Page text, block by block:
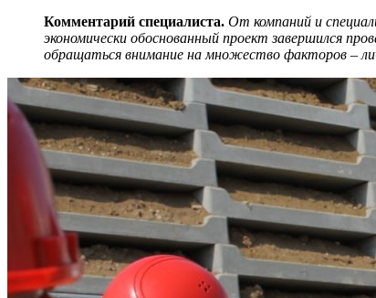
Комментарий специалиста. От компаний и
экономически обоснованный проект завершился
обращаться внимание на множество факторов –